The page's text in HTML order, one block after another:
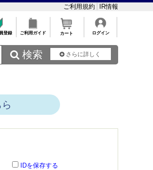
ご利用規約 IR情報
登録 ご利用ガイド カート ログイン
 検索 さらに詳しく
IDを保存する